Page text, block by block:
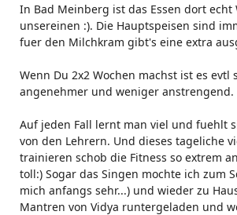
In Bad Meinberg ist das Essen dort
unsereinen :). Die Hauptspeisen sind
fuer den Milchkram gibt's eine extra
Wenn Du 2x2 Wochen machst ist es evtl
angenehmer und weniger anstrengend.
Auf jeden Fall lernt man viel und fuehlt
von den Lehrern. Und dieses tageliche
trainieren schob die Fitness so extrem
toll:) Sogar das Singen mochte ich zum
mich anfangs sehr...) und wieder zu
Mantren von Vidya runtergeladen und